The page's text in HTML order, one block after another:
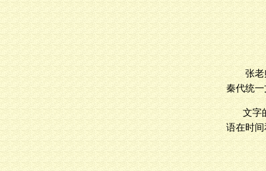
张老
秦代统一
文字
语在时